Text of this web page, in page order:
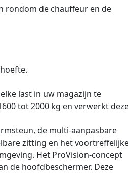
rondom de chauffeur en de
last in uw magazijn te
tot 2000 kg en verwerkt
de multi-aanpasbare
zitting en het
Het ProVision-concept
de hoofdbeschermer. Deze